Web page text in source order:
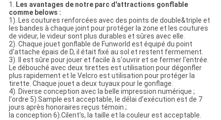
1. Les avantages de notre parc d'attractions gonflable
comme belows :
1). Les coutures renforcées avec des points de double&triple et
les bandes à chaque joint pour protéger la zone et les coutures
de videur, le videur sont plus durables et sûres avec elle.
2). Chaque jouet gonflable de Funworld est équipé du point
d'attache épais de D, il était fixé au sol et restent fermement.
3). Il est sûre pour jouer et facile à s'ouvrir et se fermer l'entrée.
Le débouché avec deux tirettes est utilisation pour dégonfler
plus rapidement et le Velcro est utilisation pour protéger la
tirette. Chaque jouet a deux tuyaux pour le gonflage.
4). Diverse conception avec la belle impression numérique ;
l'ordre 5).Sample est acceptable, le délai d'exécution est de 7
jours après honoraires reçus témoin ;
la conception 6).Cilent's, la taille et la couleur est acceptable.